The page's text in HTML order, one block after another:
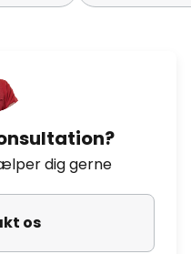
dig gerne
os